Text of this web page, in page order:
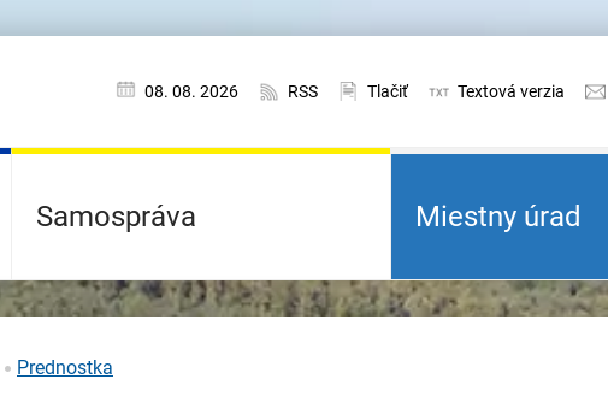
08. 08. 2026 RSS Tlačiť Textová verzia
Samospráva Miestny úrad
Prednostka